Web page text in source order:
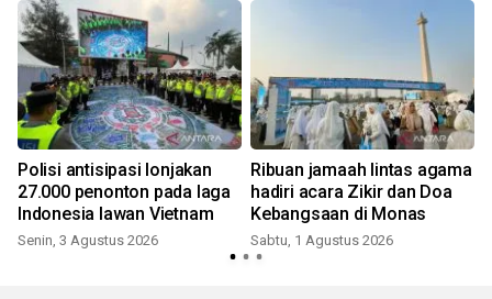
Polisi antisipasi lonjakan
27.000 penonton pada laga
Indonesia lawan Vietnam
Senin, 3 Agustus 2026
Ribuan jamaah lintas agama
hadiri acara Zikir dan Doa
Kebangsaan di Monas
Sabtu, 1 Agustus 2026